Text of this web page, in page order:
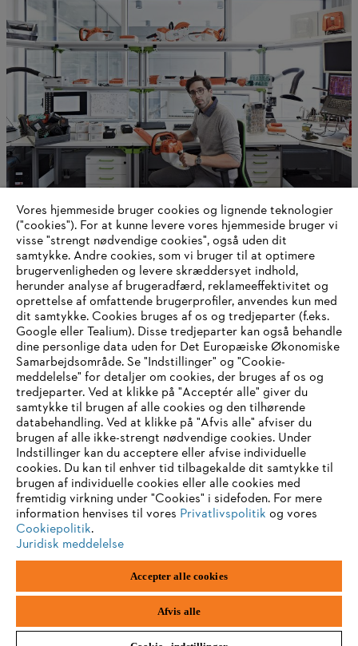
Bæredygtighed
Information til leverandører
Produkter
Kontakt
Karriere
Whistleblower-system
Information om cookies
ANDREAS STIHL AG & Co. KG ©2023
Vores hjemmeside bruger cookies og lignende teknologier
("cookies"). For at kunne levere vores hjemmeside bruger vi
visse "strengt nødvendige cookies", også uden dit
samtykke. Andre cookies, som vi bruger til at optimere
brugervenligheden og levere skræddersyet indhold,
herunder analyse af brugeradfærd, reklameeffektivitet og
oprettelse af omfattende brugerprofiler, anvendes kun med
dit samtykke. Cookies bruges af os og tredjeparter (f.eks.
Google eller Tealium). Disse tredjeparter kan også behandle
dine personlige data uden for Det Europæiske Økonomiske
Samarbejdsområde. Se "Indstillinger" og "Cookie-
meddelelse" for detaljer om cookies, der bruges af os og
tredjeparter. Ved at klikke på "Acceptér alle" giver du
samtykke til brugen af alle cookies og den tilhørende
databehandling. Ved at klikke på "Afvis alle" afviser du
brugen af alle ikke-strengt nødvendige cookies. Under
Indstillinger kan du acceptere eller afvise individuelle
cookies. Du kan til enhver tid tilbagekalde dit samtykke til
brugen af individuelle cookies eller alle cookies med
fremtidig virkning under "Cookies" i sidefoden. For mere
information henvises til vores Privatlivspolitik og vores
Cookiepolitik.
Juridisk meddelelse
Accepter alle cookies
Afvis alle